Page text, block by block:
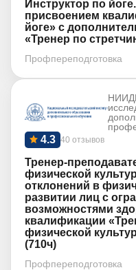
Инструктор по
присвоением
йоге» с
«Тренер по
Профпереподготовка
40 отзывов
4.3
Тренер-
физической
отклонений в
развитии лиц с
возможностями
квалификации
физической
(710ч)
Профпереподготовка